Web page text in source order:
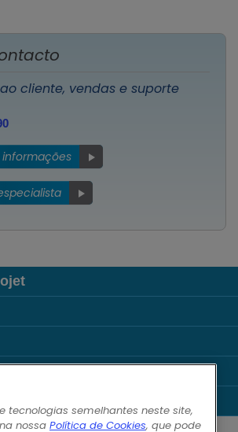
cliente, vendas e suporte
tecnologias semelhantes neste site,
nossa Política de Cookies, que pode